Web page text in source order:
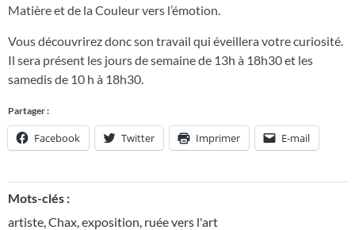
Matière et de la Couleur vers l’émotion.
Vous découvrirez donc son travail qui éveillera votre curiosité.
Il sera présent les jours de semaine de 13h à 18h30 et les
samedis de 10 h à 18h30.
Partager :
Facebook Twitter Imprimer E-mail
Mots-clés :
artiste,Chax,exposition, ruée vers l'art